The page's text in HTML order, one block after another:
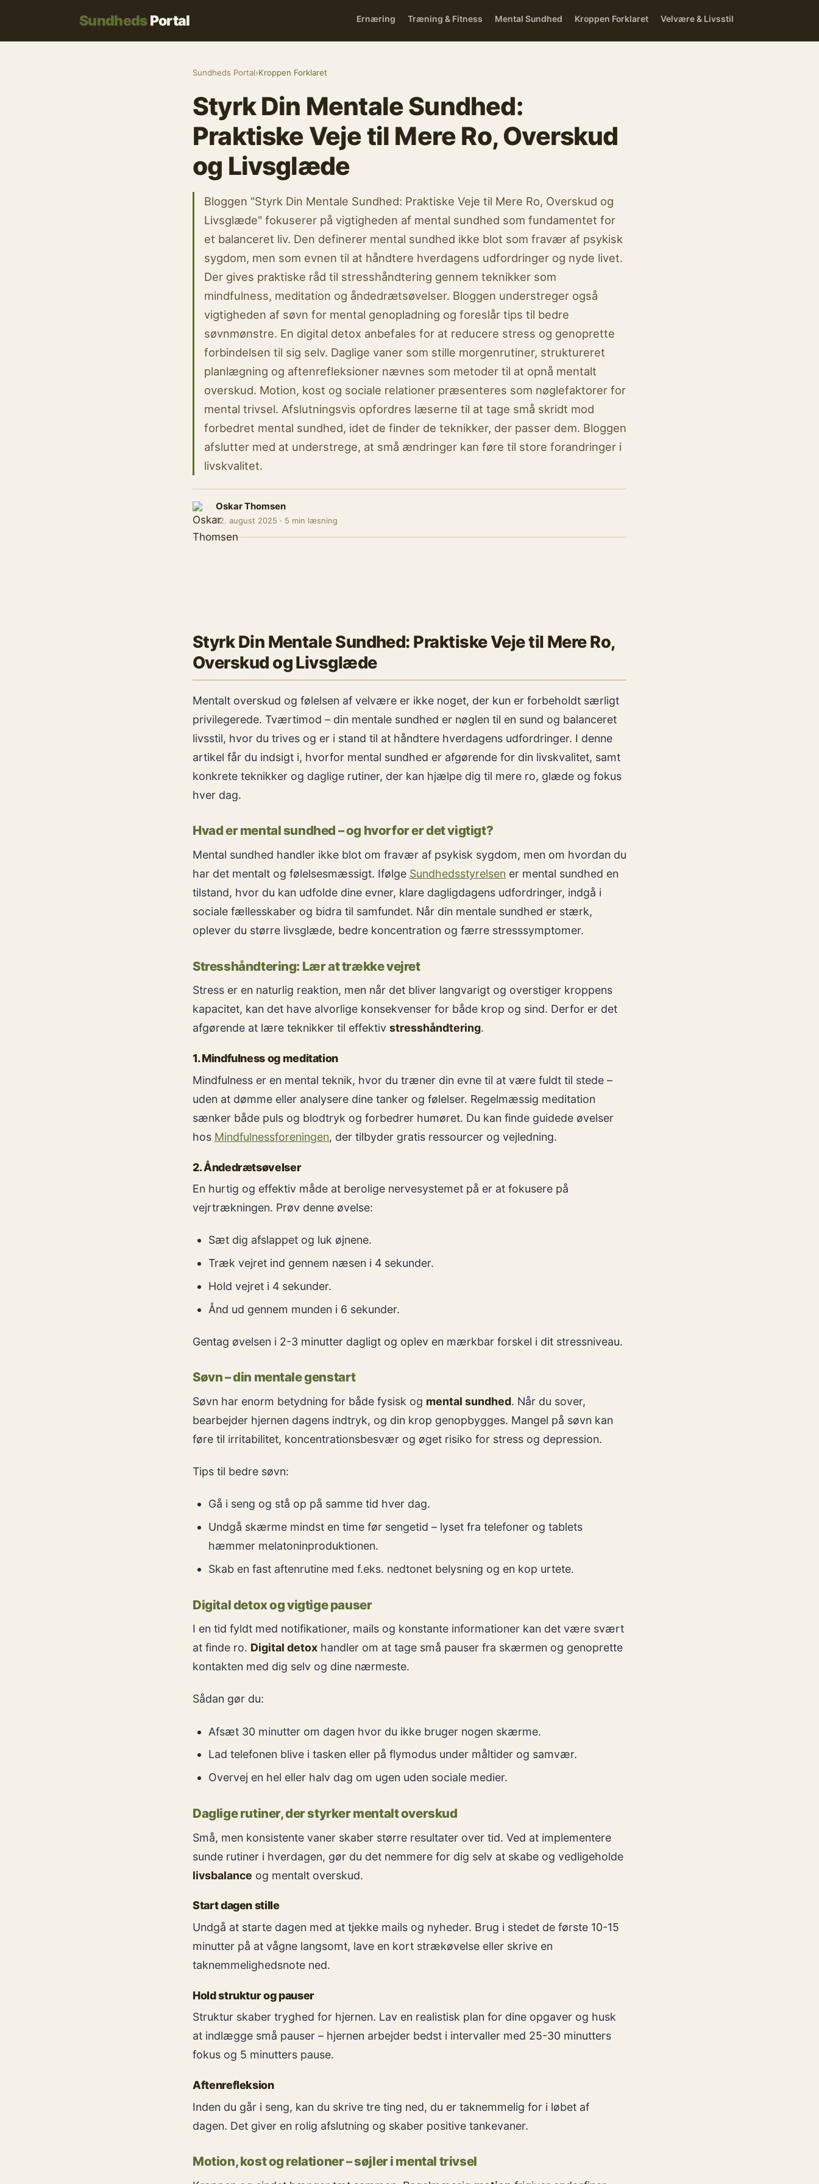
SundhedsPortal Ernæring Træning & Fitness Mental Sundhed Kroppen Forklaret Velvære & Livsstil
Sundheds Portal›Kroppen Forklaret
Styrk Din Mentale Sundhed:
Praktiske Veje til Mere Ro, Overskud
og Livsglæde
Bloggen "Styrk Din Mentale Sundhed: Praktiske Veje til Mere Ro, Overskud og
Livsglæde" fokuserer på vigtigheden af mental sundhed som fundamentet for
et balanceret liv. Den definerer mental sundhed ikke blot som fravær af psykisk
sygdom, men som evnen til at håndtere hverdagens udfordringer og nyde livet.
Der gives praktiske råd til stresshåndtering gennem teknikker som
mindfulness, meditation og åndedrætsøvelser. Bloggen understreger også
vigtigheden af søvn for mental genopladning og foreslår tips til bedre
søvnmønstre. En digital detox anbefales for at reducere stress og genoprette
forbindelsen til sig selv. Daglige vaner som stille morgenrutiner, struktureret
planlægning og aftenrefleksioner nævnes som metoder til at opnå mentalt
overskud. Motion, kost og sociale relationer præsenteres som nøglefaktorer for
mental trivsel. Afslutningsvis opfordres læserne til at tage små skridt mod
forbedret mental sundhed, idet de finder de teknikker, der passer dem. Bloggen
afslutter med at understrege, at små ændringer kan føre til store forandringer i
livskvalitet.
Oskar Thomsen
12. august 2025 · 5 min læsning
Styrk Din Mentale Sundhed: Praktiske Veje til Mere Ro,
Overskud og Livsglæde
Mentalt overskud og følelsen af velvære er ikke noget, der kun er forbeholdt særligt
privilegerede. Tværtimod – din mentale sundhed er nøglen til en sund og balanceret
livsstil, hvor du trives og er i stand til at håndtere hverdagens udfordringer. I denne
artikel får du indsigt i, hvorfor mental sundhed er afgørende for din livskvalitet, samt
konkrete teknikker og daglige rutiner, der kan hjælpe dig til mere ro, glæde og fokus
hver dag.
Hvad er mental sundhed – og hvorfor er det vigtigt?
Mental sundhed handler ikke blot om fravær af psykisk sygdom, men om hvordan du
har det mentalt og følelsesmæssigt. Ifølge Sundhedsstyrelsen er mental sundhed en
tilstand, hvor du kan udfolde dine evner, klare dagligdagens udfordringer, indgå i
sociale fællesskaber og bidra til samfundet. Når din mentale sundhed er stærk,
oplever du større livsglæde, bedre koncentration og færre stresssymptomer.
Stresshåndtering: Lær at trække vejret
Stress er en naturlig reaktion, men når det bliver langvarigt og overstiger kroppens
kapacitet, kan det have alvorlige konsekvenser for både krop og sind. Derfor er det
afgørende at lære teknikker til effektiv stresshåndtering.
1. Mindfulness og meditation
Mindfulness er en mental teknik, hvor du træner din evne til at være fuldt til stede –
uden at dømme eller analysere dine tanker og følelser. Regelmæssig meditation
sænker både puls og blodtryk og forbedrer humøret. Du kan finde guidede øvelser
hos Mindfulnessforeningen, der tilbyder gratis ressourcer og vejledning.
2. Åndedrætsøvelser
En hurtig og effektiv måde at berolige nervesystemet på er at fokusere på
vejrtrækningen. Prøv denne øvelse:
Sæt dig afslappet og luk øjnene.
Træk vejret ind gennem næsen i 4 sekunder.
Hold vejret i 4 sekunder.
Ånd ud gennem munden i 6 sekunder.
Gentag øvelsen i 2-3 minutter dagligt og oplev en mærkbar forskel i dit stressniveau.
Søvn – din mentale genstart
Søvn har enorm betydning for både fysisk og mental sundhed. Når du sover,
bearbejder hjernen dagens indtryk, og din krop genopbygges. Mangel på søvn kan
føre til irritabilitet, koncentrationsbesvær og øget risiko for stress og depression.
Tips til bedre søvn:
Gå i seng og stå op på samme tid hver dag.
Undgå skærme mindst en time før sengetid – lyset fra telefoner og tablets
hæmmer melatoninproduktionen.
Skab en fast aftenrutine med f.eks. nedtonet belysning og en kop urtete.
Digital detox og vigtige pauser
I en tid fyldt med notifikationer, mails og konstante informationer kan det være svært
at finde ro. Digital detox handler om at tage små pauser fra skærmen og genoprette
kontakten med dig selv og dine nærmeste.
Sådan gør du:
Afsæt 30 minutter om dagen hvor du ikke bruger nogen skærme.
Lad telefonen blive i tasken eller på flymodus under måltider og samvær.
Overvej en hel eller halv dag om ugen uden sociale medier.
Daglige rutiner, der styrker mentalt overskud
Små, men konsistente vaner skaber større resultater over tid. Ved at implementere
sunde rutiner i hverdagen, gør du det nemmere for dig selv at skabe og vedligeholde
livsbalance og mentalt overskud.
Start dagen stille
Undgå at starte dagen med at tjekke mails og nyheder. Brug i stedet de første 10-15
minutter på at vågne langsomt, lave en kort strækøvelse eller skrive en
taknemmelighedsnote ned.
Hold struktur og pauser
Struktur skaber tryghed for hjernen. Lav en realistisk plan for dine opgaver og husk
at indlægge små pauser – hjernen arbejder bedst i intervaller med 25-30 minutters
fokus og 5 minutters pause.
Aftenrefleksion
Inden du går i seng, kan du skrive tre ting ned, du er taknemmelig for i løbet af
dagen. Det giver en rolig afslutning og skaber positive tankevaner.
Motion, kost og relationer – søjler i mental trivsel